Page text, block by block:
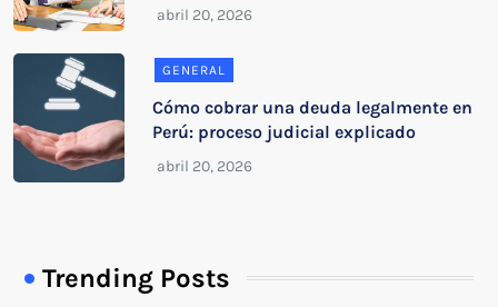
GENERAL
Cómo cobrar una deuda legalmente en
Perú: proceso judicial explicado
Trending Posts